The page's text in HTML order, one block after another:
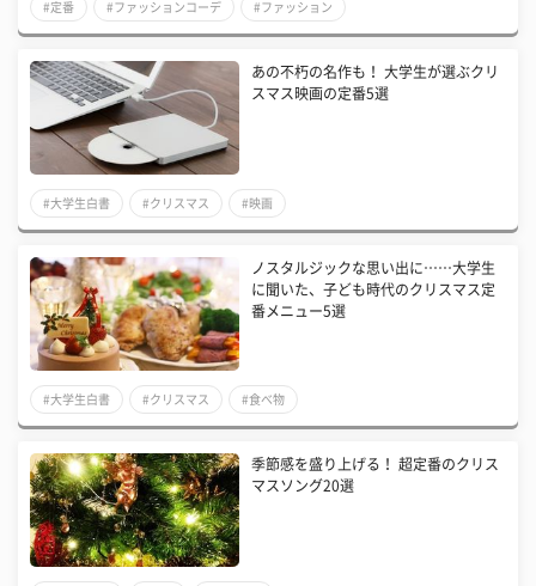
#定番 #ファッションコーデ #ファッション
あの不朽の名作も！ 大学生が選ぶクリ
スマス映画の定番5選
#大学生白書 #クリスマス #映画
ノスタルジックな思い出に……大学生
に聞いた、子ども時代のクリスマス定
番メニュー5選
#大学生白書 #クリスマス #食べ物
季節感を盛り上げる！ 超定番のクリス
マスソング20選